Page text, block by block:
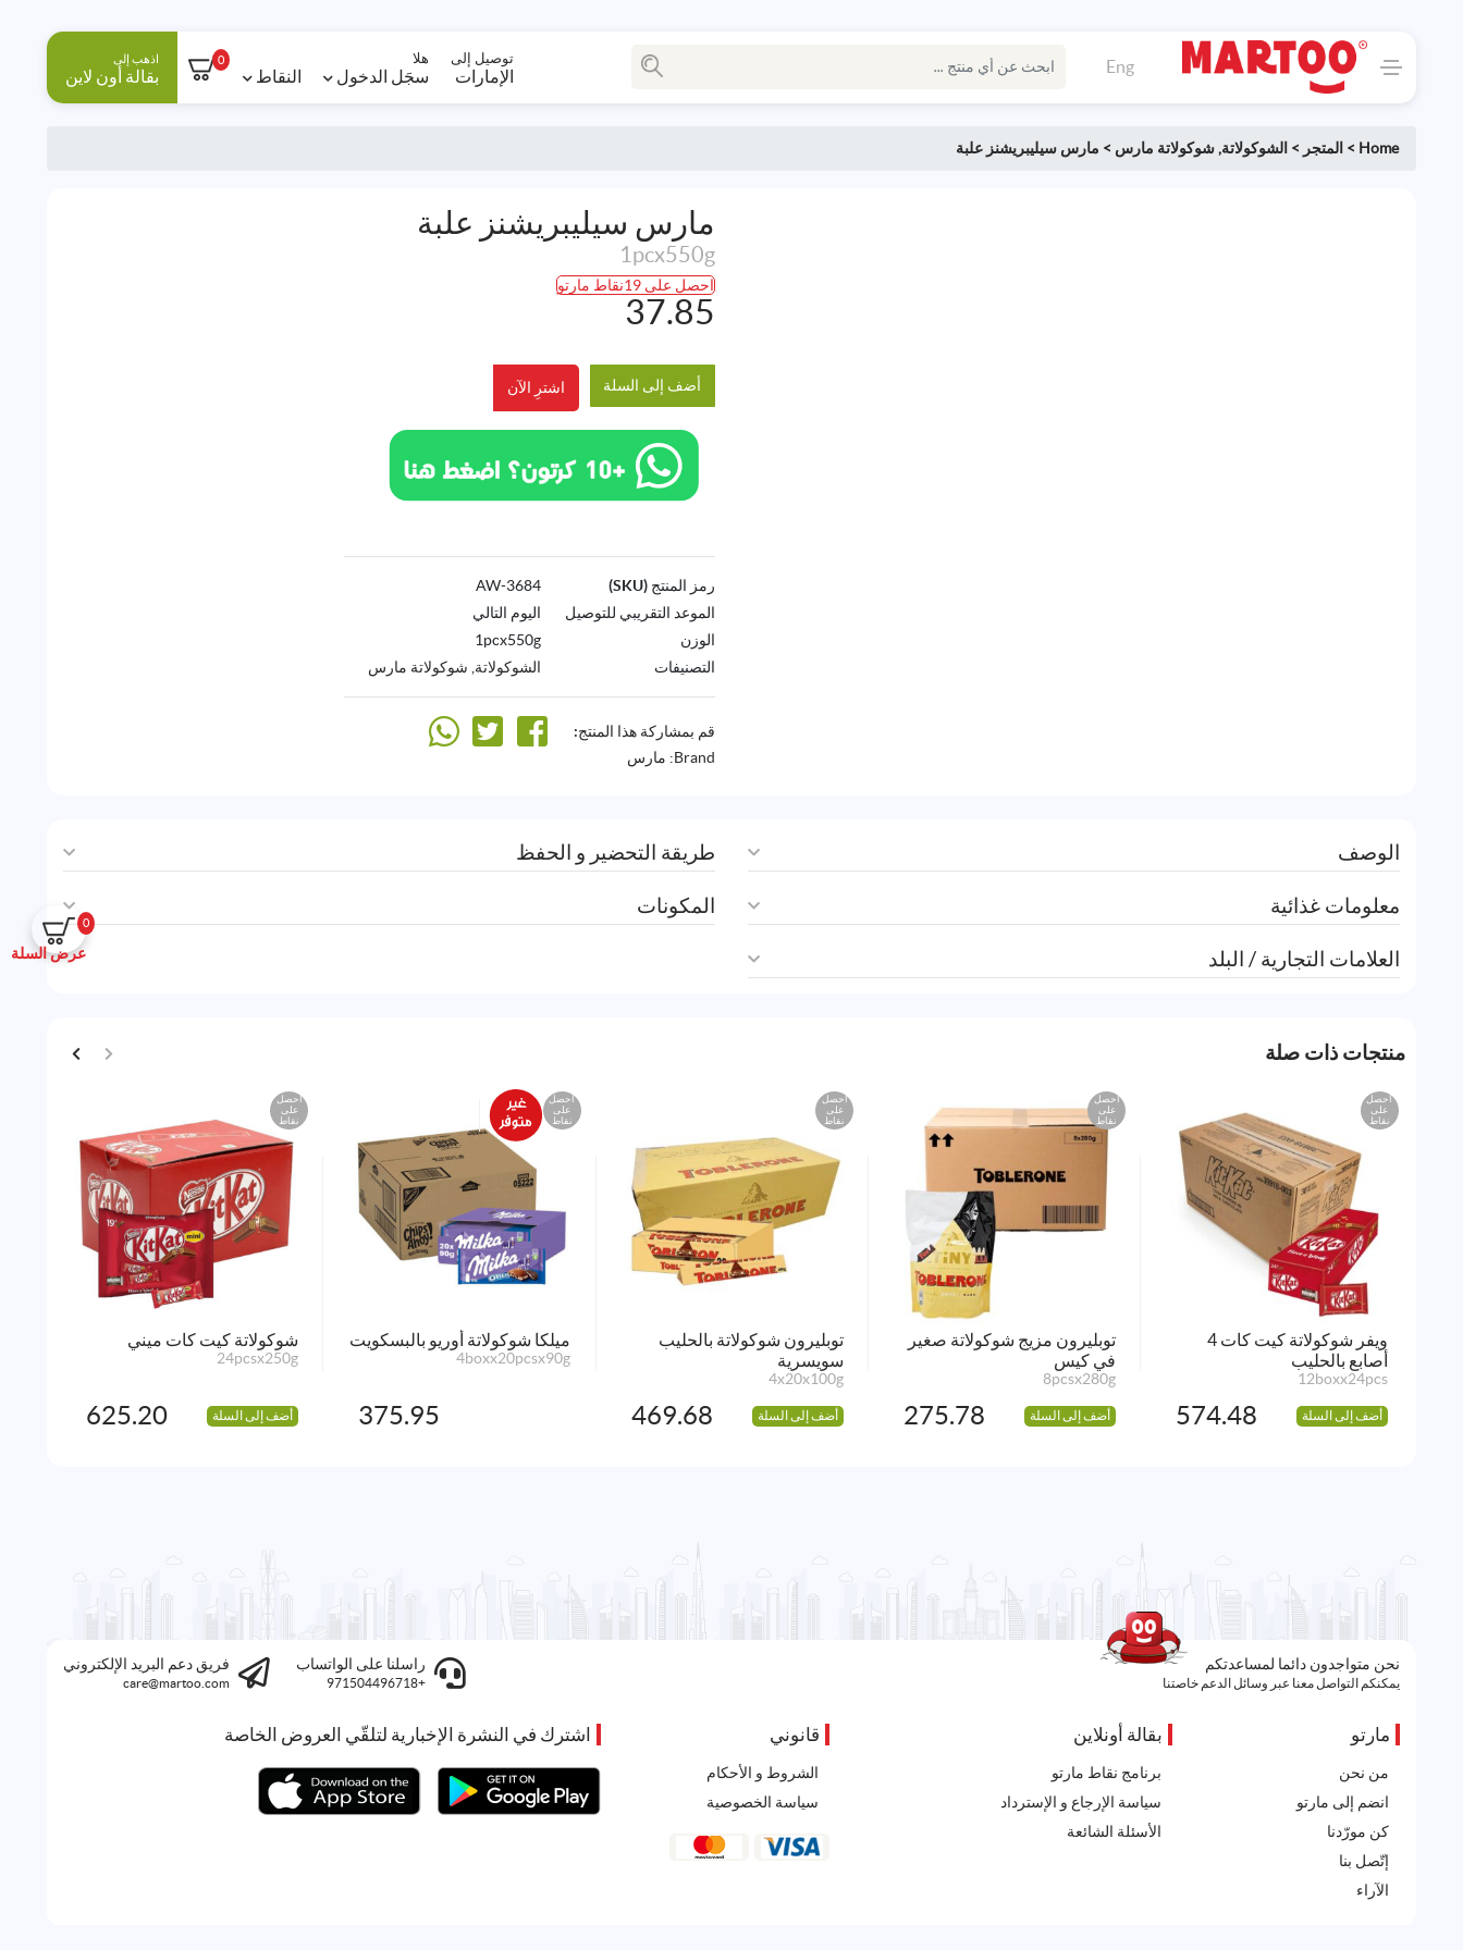
Eng توصيل إلى
الإمارات
هلا
سجَل الدخول النقاط
0 اذهب إلى
بقالة أون لاين
0
عرض السلة
Home
> المتجر > الشوكولاتة,شوكولاتة مارس > مارس سيليبريشنز علبة
مارس سيليبريشنز علبة
1pcx550g
احصل على 19نقاط مارتو
37.85
أضف إلى السلة اشترِ الآن
رمز المنتج (SKU)
3684-AW
الموعد التقريبي للتوصيل
اليوم التالي
الوزن
1pcx550g
التصنيفات
الشوكولاتة, شوكولاتة مارس
قم بمشاركة هذا المنتج:
Brand: مارس
الوصف
معلومات غذائية
العلامات التجارية / البلد
طريقة التحضير و الحفظ
المكونات
منتجات ذات صلة
احصل
على
نقاط
ويفر شوكولاتة كيت كات 4
أصابع بالحليب
12boxx24pcs
أضف إلى السلة 574.48
احصل
على
نقاط
توبليرون مزيج شوكولاتة صغير
في كيس
8pcsx280g
أضف إلى السلة 275.78
احصل
على
نقاط
توبليرون شوكولاتة بالحليب
سويسرية
4x20x100g
أضف إلى السلة 469.68
احصل
على
نقاط
ميلكا شوكولاتة أوريو بالبسكويت
4boxx20pcsx90g
375.95
احصل
على
نقاط
شوكولاتة كيت كات ميني
24pcsx250g
أضف إلى السلة 625.20
نحن متواجدون دائما لمساعدتكم
يمكنكم التواصل معنا عبر وسائل الدعم خاصتنا
راسلنا على الواتساب
+971504496718
فريق دعم البريد الإلكتروني
care@martoo.com
مارتو
من نحن
انضم إلى مارتو
كن مورّدنا
إتّصل بنا
الآراء
بقالة أونلاين
برنامج نقاط مارتو
سياسة الإرجاع و الإسترداد
الأسئلة الشائعة
قانوني
الشروط و الأحكام
سياسة الخصوصية
اشترك في النشرة الإخبارية لتلقّي العروض الخاصة